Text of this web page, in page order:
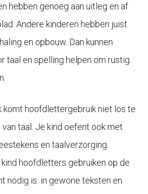
hebben genoeg aan uitleg en af
Andere kinderen hebben juist
en opbouw. Dan kunnen
taal en spelling helpen om rustig
komt hoofdlettergebruik niet los te
taal. Je kind oefent ook met
en taalverzorging.
hoofdletters gebruiken op de
nodig is: in gewone teksten en